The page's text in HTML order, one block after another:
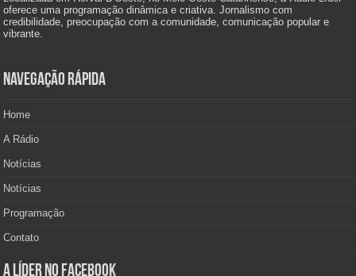
oferece uma programação dinâmica e criativa. Jornalismo com
credibilidade, preocupação com a comunidade, comunicação popular e
vibrante.
Navegação Rápida
Home
A Rádio
Notícias
Notícias
Programação
Contato
A Líder no Facebook